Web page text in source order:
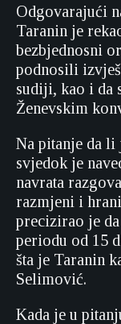
Odgovarajući
Taranin je
bezbjednosni
podnosili
sudiji, kao i da
Ženevskim
Na pitanje da
svjedok je
navrata
razmjeni i
precizirao je
periodu od 15
šta je Taranin
Selimović.
Kada je u